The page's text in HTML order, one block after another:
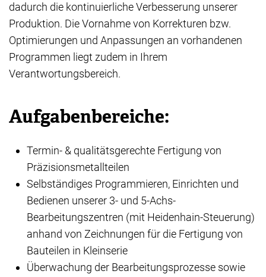
dadurch die kontinuierliche Verbesserung unserer
Produktion. Die Vornahme von Korrekturen bzw.
Optimierungen und Anpassungen an vorhandenen
Programmen liegt zudem in Ihrem
Verantwortungsbereich.
Aufgabenbereiche:
Termin- & qualitätsgerechte Fertigung von
Präzisionsmetallteilen
Selbständiges Programmieren, Einrichten und
Bedienen unserer 3- und 5-Achs-
Bearbeitungszentren (mit Heidenhain-Steuerung)
anhand von Zeichnungen für die Fertigung von
Bauteilen in Kleinserie
Überwachung der Bearbeitungsprozesse sowie